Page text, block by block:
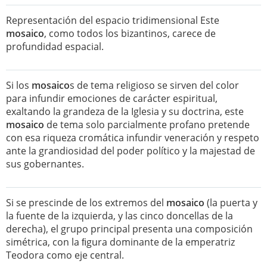
Representación del espacio tridimensional Este
mosaico, como todos los bizantinos, carece de
profundidad espacial.
Si los mosaicos de tema religioso se sirven del color
para infundir emociones de carácter espiritual,
exaltando la grandeza de la Iglesia y su doctrina, este
mosaico de tema solo parcialmente profano pretende
con esa riqueza cromática infundir veneración y respeto
ante la grandiosidad del poder político y la majestad de
sus gobernantes.
Si se prescinde de los extremos del mosaico (la puerta y
la fuente de la izquierda, y las cinco doncellas de la
derecha), el grupo principal presenta una composición
simétrica, con la ﬁgura dominante de la emperatriz
Teodora como eje central.